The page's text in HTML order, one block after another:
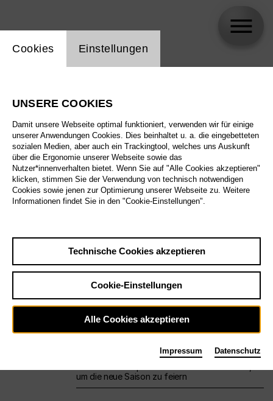
Alle Sparten
Alle Spielstätten
Alle Merkmale
Sa29.8.
Großes Haus
12:00 Eröffnungswochenende
um die neue Saison zu feiern
Einstellung Website Cookie
Cookies Einstellungen
UNSERE COOKIES
Damit unsere Webseite optimal funktioniert, verwenden wir für einige
unserer Anwendungen Cookies. Dies beinhaltet u. a. die eingebetteten
sozialen Medien, aber auch ein Trackingtool, welches uns Auskunft
über die Ergonomie unserer Webseite sowie das
Nutzer*innenverhalten bietet. Wenn Sie auf "Alle Cookies akzeptieren"
klicken, stimmen Sie der Verwendung von technisch notwendigen
Cookies sowie jenen zur Optimierung unserer Webseite zu. Weitere
Informationen findet Sie in den "Cookie-Einstellungen".
Technische Cookies akzeptieren
Cookie-Einstellungen
Alle Cookies akzeptieren
Impressum Datenschutz